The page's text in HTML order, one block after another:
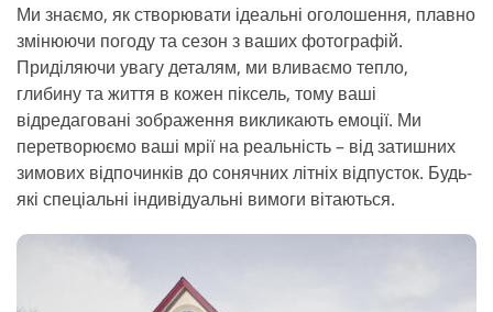
Ми знаємо, як створювати ідеальні оголошення, плавно
змінюючи погоду та сезон з ваших фотографій.
Приділяючи увагу деталям, ми вливаємо тепло,
глибину та життя в кожен піксель, тому ваші
відредаговані зображення викликають емоції. Ми
перетворюємо ваші мрії на реальність – від затишних
зимових відпочинків до сонячних літніх відпусток. Будь-
які спеціальні індивідуальні вимоги вітаються.